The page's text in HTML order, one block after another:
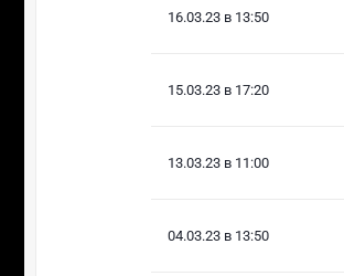
16.03.23 в 13:50
15.03.23 в 17:20
13.03.23 в 11:00
04.03.23 в 13:50